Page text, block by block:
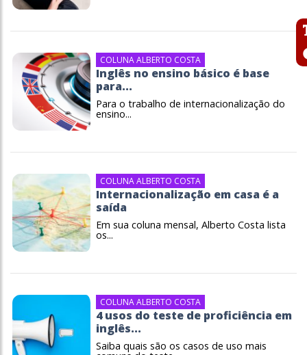
COLUNA ALBERTO COSTA
Inglês no ensino básico é base
para...
Para o trabalho de internacionalização do
ensino...
COLUNA ALBERTO COSTA
Internacionalização em casa é a
saída
Em sua coluna mensal, Alberto Costa lista
os...
COLUNA ALBERTO COSTA
4 usos do teste de proficiência em
inglês...
Saiba quais são os casos de uso mais